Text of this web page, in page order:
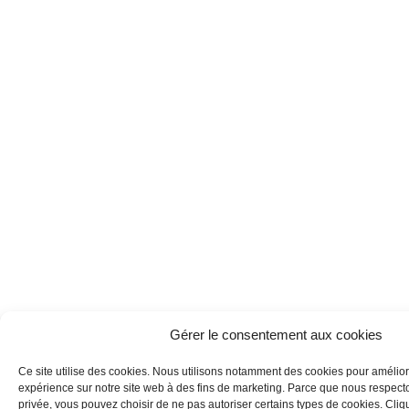
Gérer le consentement aux cookies
Ce site utilise des cookies. Nous utilisons notamment des cookies pour
expérience sur notre site web à des fins de marketing. Parce que nous
privée, vous pouvez choisir de ne pas autoriser certains types de cookies.